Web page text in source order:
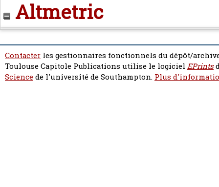
Altmetric
Contacter les gestionnaires fonctionnels du dépôt/
Toulouse Capitole Publications utilise le logiciel EPrints
Sciencede l'université de Southampton. Plus